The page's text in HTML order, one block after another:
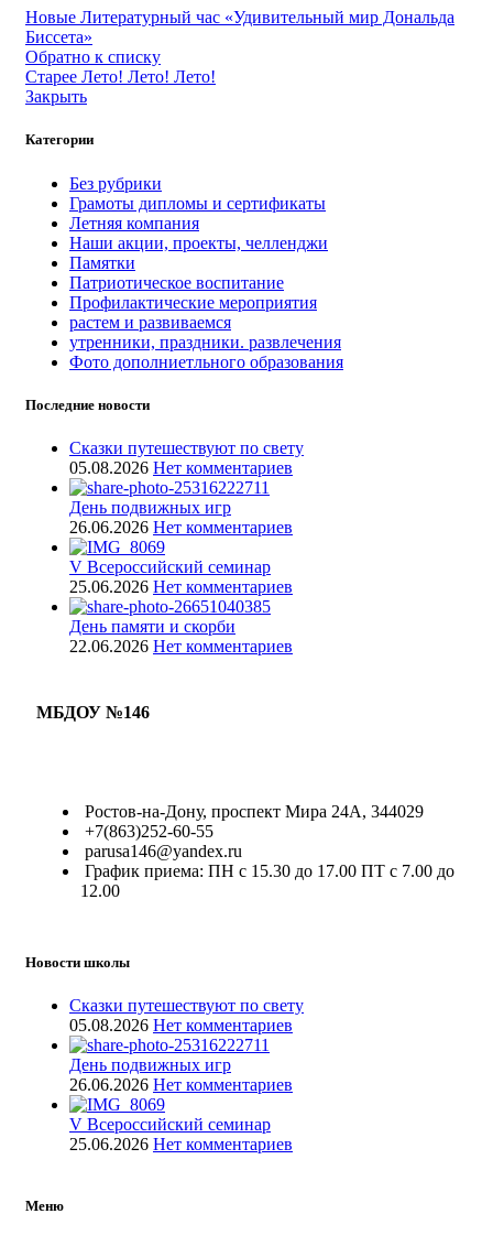
Новые Литературный час «Удивительный мир Дональда
Биссета»
Обратно к списку
Старее Лето! Лето! Лето!
Закрыть
Категории
Без рубрики
Грамоты дипломы и сертификаты
Летняя компания
Наши акции, проекты, челленджи
Памятки
Патриотическое воспитание
Профилактические мероприятия
растем и развиваемся
утренники, праздники. развлечения
Фото дополниетльного образования
Последние новости
Сказки путешествуют по свету
05.08.2026 Нет комментариев
День подвижных игр
26.06.2026 Нет комментариев
V Всероссийский семинар
25.06.2026 Нет комментариев
День памяти и скорби
22.06.2026 Нет комментариев
МБДОУ №146
Ростов-на-Дону, проспект Мира 24А, 344029
+7(863)252-60-55
parusa146@yandex.ru
График приема: ПН с 15.30 до 17.00 ПТ с 7.00 до
12.00
Новости школы
Сказки путешествуют по свету
05.08.2026 Нет комментариев
День подвижных игр
26.06.2026 Нет комментариев
V Всероссийский семинар
25.06.2026 Нет комментариев
Меню